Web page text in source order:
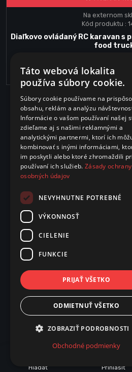
Hľadať Prihlásiť
Na externom
Kód produktu :
Diaľkovo ovládaný RC karavan s
food
39.15€
Táto webová lokalita
používa súbory cookie.
Súbory cookie používame na
obsahu, reklám a analýzu
Informácie o vašom používaní našej
zdieľame aj s našimi reklamnými a
analytickými partnermi, ktorí ich
kombinovať s inými informáciami,
im poskytli alebo ktoré zhromaždili pri
používaní ich služieb. Zásady ochrany
osobných údajov
NEVYHNUTNE POTREBNÉ
VÝKONNOSŤ
CIELENIE
FUNKCIE
PRIJAŤ VŠETKO
ODMIETNUŤ VŠETKO
ZOBRAZIŤ PODROBNOSTI
Obchodné podmienky